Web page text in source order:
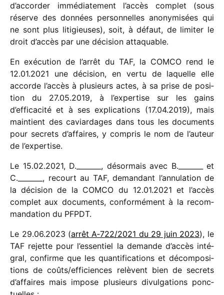
d’accorder immé­dia­te­ment l’accès complet (sous
réserve des données person­nelles anony­mi­sées qui
ne sont plus liti­gieuses), soit, à défaut, de limi­ter le
droit d’accès par une déci­sion atta­quable.
En exécu­tion de l’arrêt du TAF, la COMCO rend le
12.01.2021 une déci­sion, en vertu de laquelle elle
accorde l’accès à plusieurs actes, à sa prise de posi­
tion du 27.05.2019, à l’expertise sur les gains
d’efficacité et à ses expli­ca­tions (17.04.2019), mais
main­tient des caviar­dages dans tous les docu­ments
pour secrets d’affaires, y compris le nom de l’auteur
de l’expertise.
Le 15.02.2021, D._______, désor­mais avec B._______ et
C._______, recourt au TAF, deman­dant l’annulation de
la déci­sion de la COMCO du 12.01.2021 et l’accès
complet aux docu­ments, confor­mé­ment à la recom­
man­da­tion du PFPDT.
Le 29.06.2023 (arrêt A‑722/​2021 du 29 juin 2023), le
TAF rejette pour l’essentiel la demande d’accès inté­
gral, confirme que les quan­ti­fi­ca­tions et décom­po­si­
tions de coûts/​efficiences relèvent bien de secrets
d’affaires mais impose plusieurs divul­ga­tions ponc­